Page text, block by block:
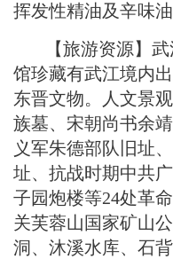
挥发性精油及辛味
【旅游资源】
馆珍藏有武江境内
东晋文物。人文景
族墓、宋朝尚书余
义军朱德部队旧址
址、抗战时期中共
子园炮楼等24处革
关芙蓉山国家矿山
洞、沐溪水库、石